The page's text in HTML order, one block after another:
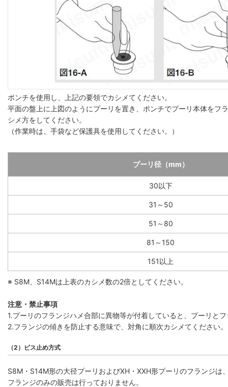
ポンチを使用し、上記の要領でカシメてください。
平面の盤上に上図のようにプーリを置き、ポンチでプーリ本体をフ
シメ方をしてください。
（作業時は、手袋など保護具を使用してください。）
プーリ径（mm）
30以下
31～50
51～80
81～150
151以上
※ S8M、S14Mは上表のカシメ数の2倍としてください。
注意・禁止事項
1.プーリのフランジハメ合部に異物等が付着していると、プーリと
2.フランジの傾きを防止する意味で、対角に順次カシメてください。
（2）ビス止め方式
S8M・S14M形の大径プーリおよびXH・XXH形プーリのフランジ
フランジのみの販売は行っておりません。